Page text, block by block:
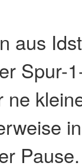
aus
Spur-
ne